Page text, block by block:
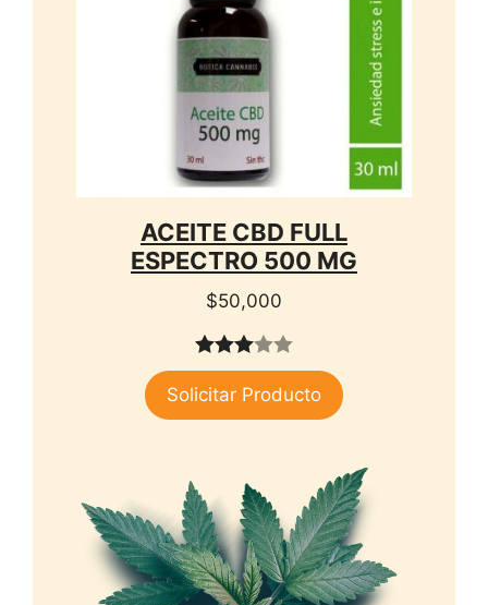
ACEITE CBD FULL
ESPECTRO 500 MG
$50,000
3.00
de 5
Solicitar Producto